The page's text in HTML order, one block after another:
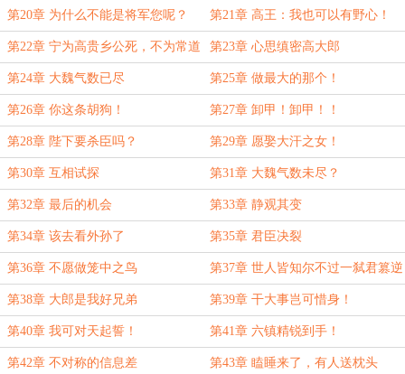
第20章 为什么不能是将军您呢？ 第21章 高王：我也可以有野心！
第22章 宁为高贵乡公死，不为常道
乡公生
第23章 心思缜密高大郎
第24章 大魏气数已尽 第25章 做最大的那个！
第26章 你这条胡狗！ 第27章 卸甲！卸甲！！
第28章 陛下要杀臣吗？ 第29章 愿娶大汗之女！
第30章 互相试探 第31章 大魏气数未尽？
第32章 最后的机会 第33章 静观其变
第34章 该去看外孙了 第35章 君臣决裂
第36章 不愿做笼中之鸟 第37章 世人皆知尔不过一弑君篡逆
之辈！
第38章 大郎是我好兄弟 第39章 干大事岂可惜身！
第40章 我可对天起誓！ 第41章 六镇精锐到手！
第42章 不对称的信息差 第43章 瞌睡来了，有人送枕头